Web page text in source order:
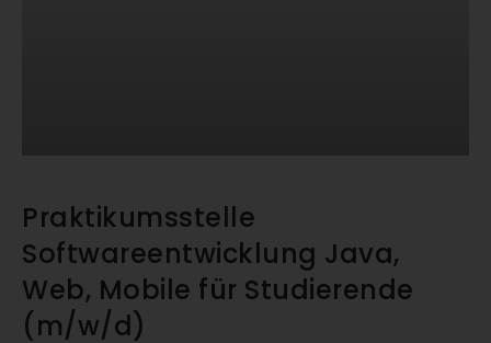
Praktikumsstelle
Softwareentwicklung Java,
Web, Mobile für Studierende
(m/w/d)